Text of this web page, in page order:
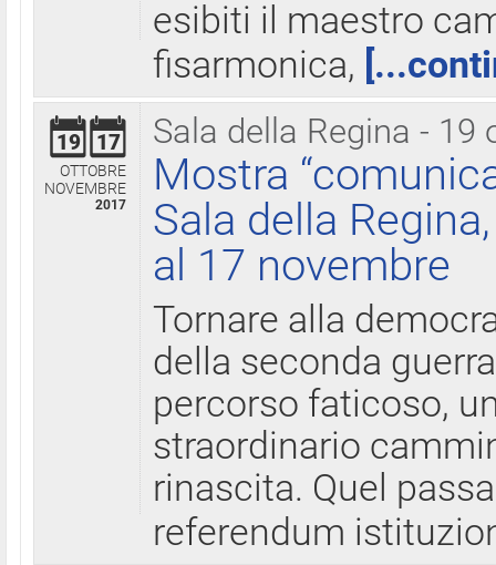
esibiti il maestro
fisarmonica,
Sala della Regina - 19
19 17
OTTOBRE
NOVEMBRE
2017
Mostra
Sala della
al 17 novembre
Tornare alla
della seconda
percorso faticoso,
straordinario
rinascita. Quel
referendum